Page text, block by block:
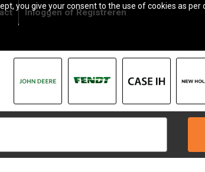
you give your consent to the use of cookies as per
InloggenofRegistreren